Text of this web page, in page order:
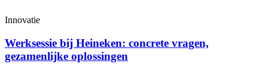
Innovatie
Werksessie bij Heineken: concrete vragen,
gezamenlijke oplossingen